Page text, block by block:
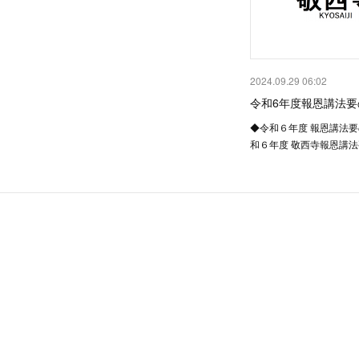
2024.09.29 06:02
令和6年度報恩講法
◆令和６年度 報恩講法
和６年度 敬西寺報恩講